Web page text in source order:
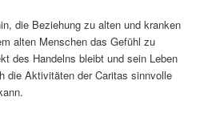
die Beziehung zu alten und kranken
alten Menschen das Gefühl zu
des Handelns bleibt und sein Leben
die Aktivitäten der Caritas sinnvolle